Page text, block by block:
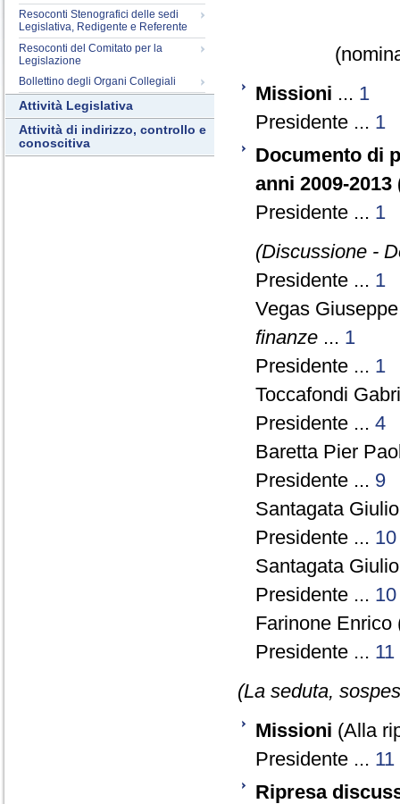
Resoconti Stenografici delle sedi
Legislativa, Redigente e Referente
Resoconti del Comitato per la
Legislazione
Bollettino degli Organi Collegiali
Attività Legislativa
Attività di indirizzo, controllo e
conoscitiva
Missioni ... 1
Presidente ... 1
Documento di
anni 2009-2013
Presidente ... 1
(Discussione -
Presidente ... 1
Vegas
finanze ... 1
Presidente ... 1
Toccafondi
Presidente ... 4
Baretta Pier
Presidente ... 9
Santagata
Presidente ... 10
Santagata
Presidente ... 10
Farinone
Presidente ... 11
(La seduta,
Missioni (Alla
Presidente ... 11
Ripresa